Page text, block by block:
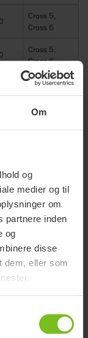
Om
og
medier og til
om
partnere inden
og
disse
dem, eller som
Cross 5,
Cross 6
Cross 5,
Cross 6
Cross 5,
Cross 6
Cross 5,
Cross 5,
Cross 5XL,
Cross 6
Cross 6
Cross 5,
Cross 5XL